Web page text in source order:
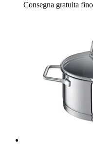
Consegna gratuita